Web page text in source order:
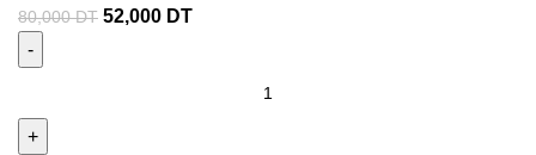
80,000DT 52,000 DT